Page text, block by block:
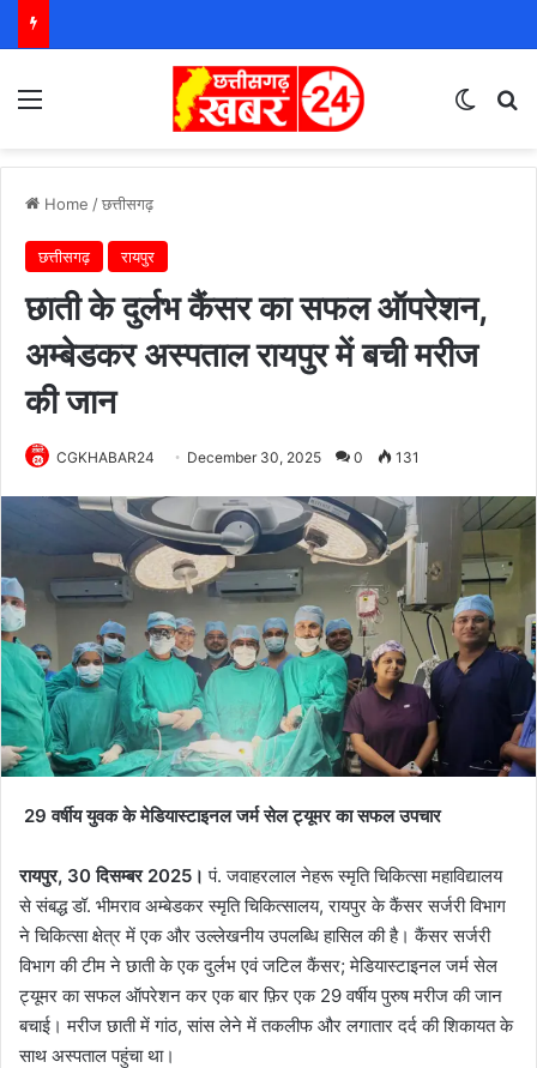
Home /छत्तीसगढ़
छत्तीसगढ़ रायपुर
छाती के दुर्लभ कैंसर का सफल ऑपरेशन,
अम्बेडकर अस्पताल रायपुर में बची मरीज
की जान
CGKHABAR24 December 30, 2025 0 131
29 वर्षीय युवक के मेडियास्टाइनल जर्म सेल ट्यूमर का सफल उपचार
रायपुर, 30 दिसम्बर 2025।पं. जवाहरलाल नेहरू स्मृति चिकित्सा महाविद्यालय
से संबद्ध डॉ. भीमराव अम्बेडकर स्मृति चिकित्सालय, रायपुर के कैंसर सर्जरी विभाग
ने चिकित्सा क्षेत्र में एक और उल्लेखनीय उपलब्धि हासिल की है। कैंसर सर्जरी
विभाग की टीम ने छाती के एक दुर्लभ एवं जटिल कैंसर; मेडियास्टाइनल जर्म सेल
ट्यूमर का सफल ऑपरेशन कर एक बार फ़िर एक 29 वर्षीय पुरुष मरीज की जान
बचाई। मरीज छाती में गांठ, सांस लेने में तकलीफ और लगातार दर्द की शिकायत के
साथ अस्पताल पहुंचा था।